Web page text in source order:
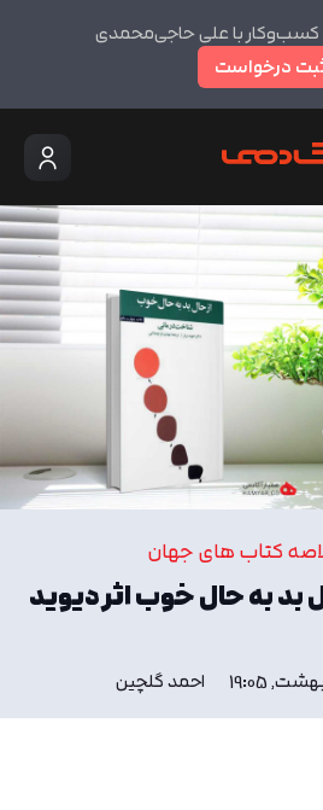
با علی حاجی‌محمدی
درخواست
کتاب های جهان
بد به حال خوب اثر دیوید
احمد گلچین